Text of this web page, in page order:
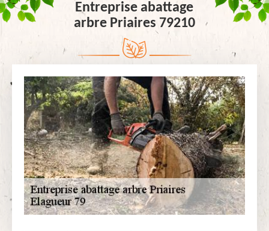
Entreprise abattage
arbre Priaires 79210